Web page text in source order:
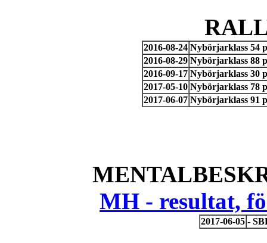
2016-08-24 Nybörjarklass 54
2016-08-29 Nybörjarklass 88
2016-09-17 Nybörjarklass 30
2017-05-10 Nybörjarklass 78
2017-06-07 Nybörjarklass 91
MH - resultat,
2017-06-05 -